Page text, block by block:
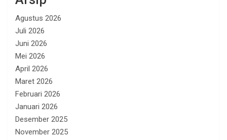
Agustus 2026
Juli 2026
Juni 2026
Mei 2026
April 2026
Maret 2026
Februari 2026
Januari 2026
Desember 2025
November 2025